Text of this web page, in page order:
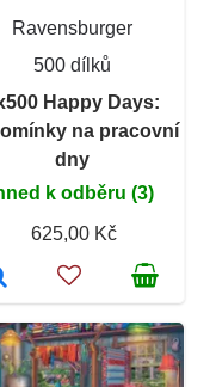
Ravensburger
500 dílků
Happy Days:
na pracovní
dny
k odběru (3)
625,00 Kč